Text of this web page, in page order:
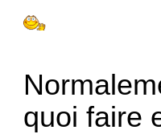
quoi faire